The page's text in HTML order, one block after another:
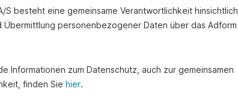
S besteht eine gemeinsame Verantwortlichkeit hinsichtlich
Übermittlung personenbezogener Daten über das Adform
Informationen zum Datenschutz, auch zur gemeinsamen
finden Sie hier.